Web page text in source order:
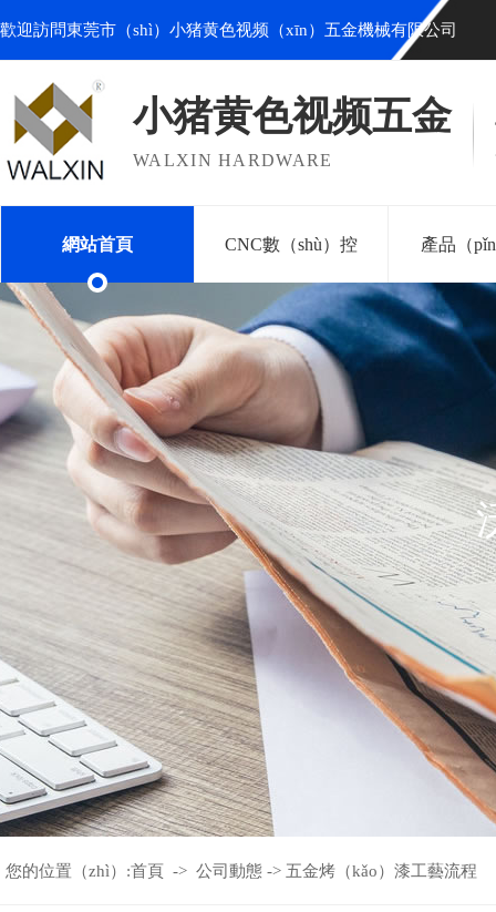
歡迎訪問東莞市（shì）小猪黄色视频（xīn）五金機械有限公司
小猪黄色视频五金
WALXIN HARDWARE
網站首頁 CNC數（shù）控 產品（
您的位置（zhì）:首頁 -> 公司動態 -> 五金烤（kǎo）漆工藝流程